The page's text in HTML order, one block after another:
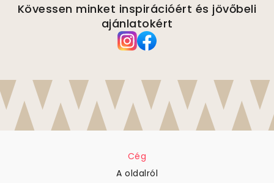
Kövessen minket inspirációért és jövőbeli
ajánlatokért
Cég
A oldalról